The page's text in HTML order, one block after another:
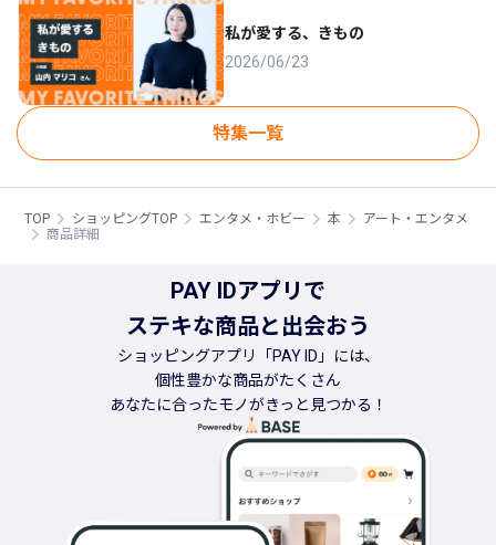
私が愛する、きもの
2026/06/23
特集一覧
TOP ショッピングTOP エンタメ・ホビー 本
アート・エンタメ
商品詳細
PAY IDアプリで
ステキな商品と出会おう
ショッピングアプリ「PAY ID」には、
個性豊かな商品がたくさん
あなたに合ったモノがきっと見つかる！